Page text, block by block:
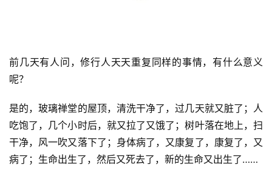
专
题
公
益
慈
善
前几天有人问，修行人天天重复同样的事情，有什么意义
呢？
是的，玻璃禅堂的屋顶，清洗干净了，过几天就又脏了；人
吃饱了，几个小时后，就又拉了又饿了；树叶落在地上，扫
干净，风一吹又落下了；身体病了，又康复了，康复了，又
病了；生命出生了，然后又死去了，新的生命又出生了……